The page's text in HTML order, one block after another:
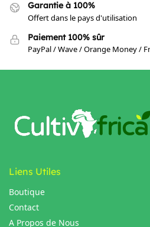
Garantie à 100%
Offert dans le pays d'utilisation
Paiement 100% sûr
PayPal / Wave / Orange Money /
Liens Utiles
Boutique
Contact
A Propos de Nous